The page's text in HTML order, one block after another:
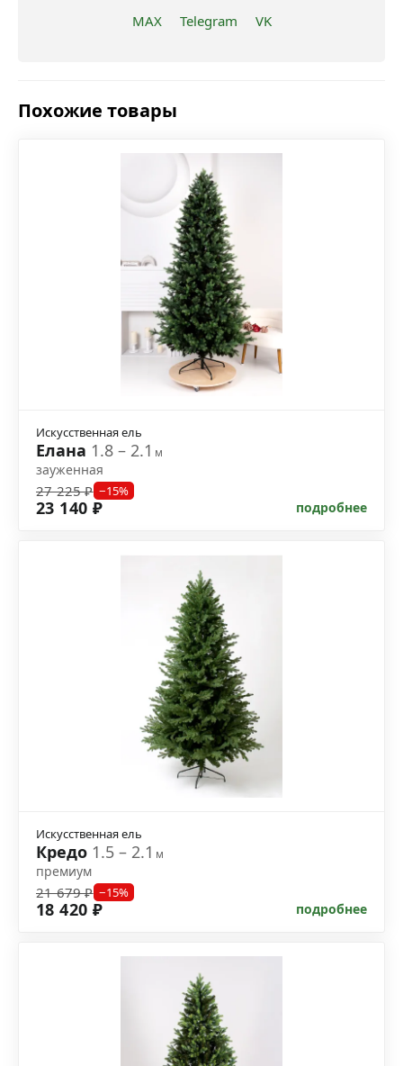
MAX
Telegram VK
Похожие товары
Искусственная ель
Елана 1.8 – 2.1м
зауженная
27 225 ₽ −15%
23 140 ₽ подробнее
Искусственная ель
Кредо 1.5 – 2.1м
премиум
21 679 ₽ −15%
18 420 ₽ подробнее